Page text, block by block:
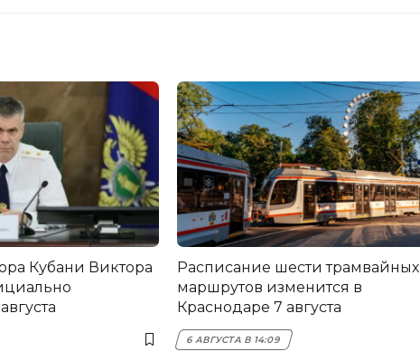
Кубани Виктора
Расписание шести трамвайных
маршрутов изменится в
Краснодаре 7 августа
6 АВГУСТА В 14:09